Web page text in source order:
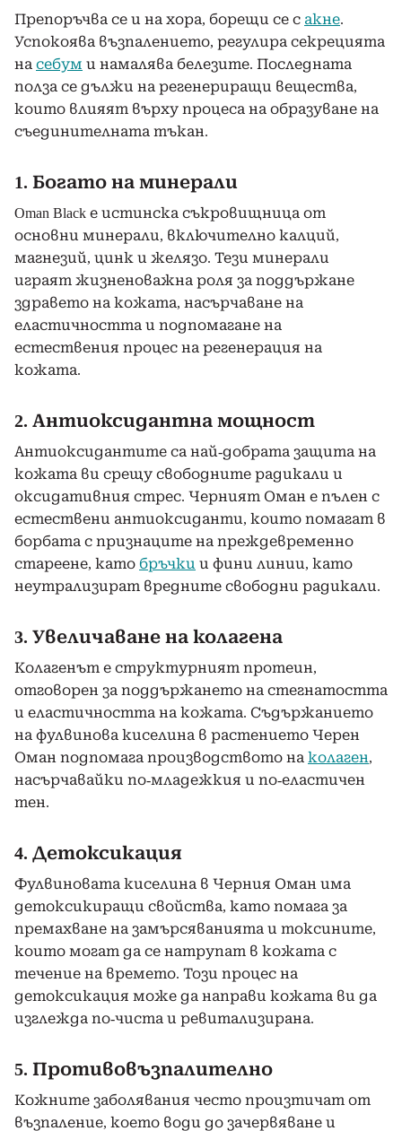
Препоръчва се и на хора, борещи се с акне.
Успокоява възпалението, регулира секрецията
на себум и намалява белезите. Последната
полза се дължи на регенериращи вещества,
които влияят върху процеса на образуване на
съединителната тъкан.
1. Богато на минерали
Oman Black е истинска съкровищница от
основни минерали, включително калций,
магнезий, цинк и желязо. Тези минерали
играят жизненоважна роля за поддържане
здравето на кожата, насърчаване на
еластичността и подпомагане на
естествения процес на регенерация на
кожата.
2. Антиоксидантна мощност
Антиоксидантите са най-добрата защита на
кожата ви срещу свободните радикали и
оксидативния стрес. Черният Оман е пълен с
естествени антиоксиданти, които помагат в
борбата с признаците на преждевременно
стареене, като бръчки и фини линии, като
неутрализират вредните свободни радикали.
3. Увеличаване на колагена
Колагенът е структурният протеин,
отговорен за поддържането на стегнатостта
и еластичността на кожата. Съдържанието
на фулвинова киселина в растението Черен
Оман подпомага производството на колаген,
насърчавайки по-младежкия и по-еластичен
тен.
4. Детоксикация
Фулвиновата киселина в Черния Оман има
детоксикиращи свойства, като помага за
премахване на замърсяванията и токсините,
които могат да се натрупат в кожата с
течение на времето. Този процес на
детоксикация може да направи кожата ви да
изглежда по-чиста и ревитализирана.
5. Противовъзпалително
Кожните заболявания често произтичат от
възпаление, което води до зачервяване и